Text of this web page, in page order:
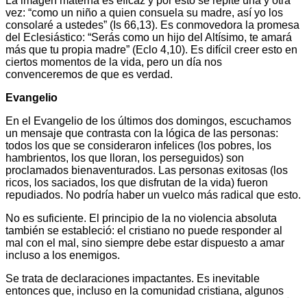
vez: “como un niño a quien consuela su madre, así yo los
consolaré a ustedes” (Is 66,13). Es conmovedora la promesa
del Eclesiástico: “Serás como un hijo del Altísimo, te amará
más que tu propia madre” (Eclo 4,10). Es difícil creer esto en
ciertos momentos de la vida, pero un día nos
convenceremos de que es verdad.
Evangelio
En el Evangelio de los últimos dos domingos, escuchamos
un mensaje que contrasta con la lógica de las personas:
todos los que se consideraron infelices (los pobres, los
hambrientos, los que lloran, los perseguidos) son
proclamados bienaventurados. Las personas exitosas (los
ricos, los saciados, los que disfrutan de la vida) fueron
repudiados. No podría haber un vuelco más radical que esto.
No es suficiente. El principio de la no violencia absoluta
también se estableció: el cristiano no puede responder al
mal con el mal, sino siempre debe estar dispuesto a amar
incluso a los enemigos.
Se trata de declaraciones impactantes. Es inevitable
entonces que, incluso en la comunidad cristiana, algunos